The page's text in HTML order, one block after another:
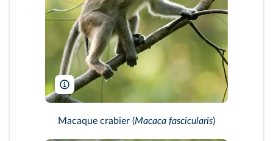
Henry Ausloos/Alamy
Macaque crabier (Macaca fascicularis)